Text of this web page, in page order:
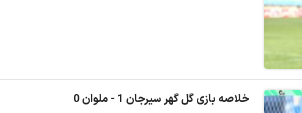
خلاصه بازی گل گهر سیرجان 1 - ملوان 0